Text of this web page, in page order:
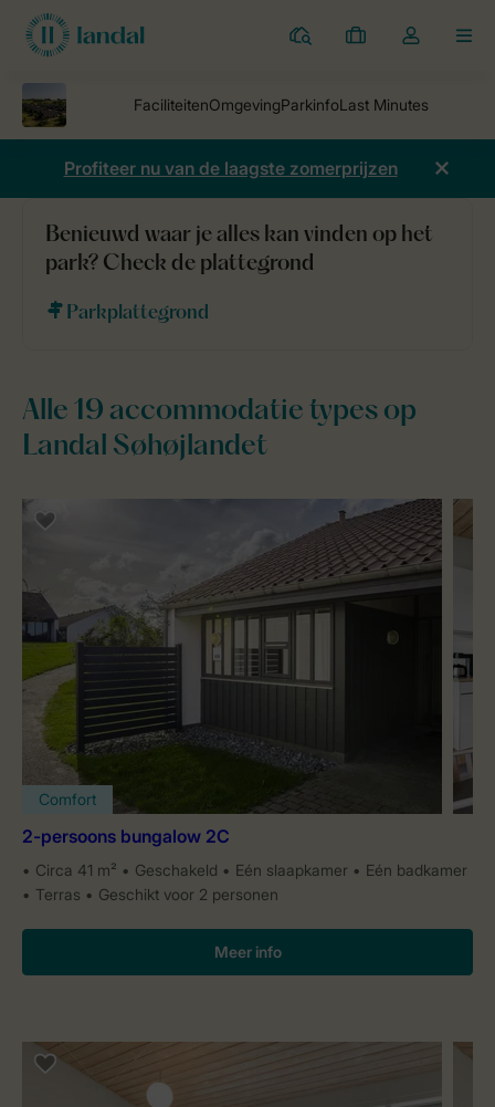
Parken
Mijn
Open
mijn
account
Profiteer nu van de laagste zomerprijzen
Parken Landal Søhøjlandet Accommodaties
Benieuwd waar je alles kan vinden op het
park? Check de plattegrond
Parkplattegrond
Alle 19 accommodatie types op
Landal Søhøjlandet
Comfort
2-persoons bungalow 2C
Circa 41 m² Geschakeld Eén slaapkamer
Eén badkamer
Terras
Geschikt voor 2 personen
Meer info